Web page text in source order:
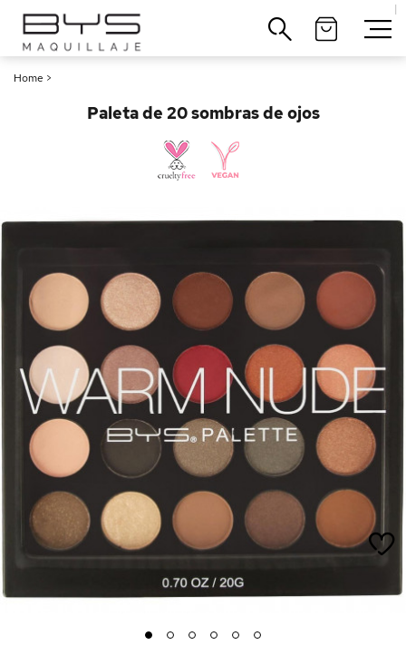
|
Home >
Paleta de 20 sombras de ojos
1 2 3 4 5 6
Cerrar